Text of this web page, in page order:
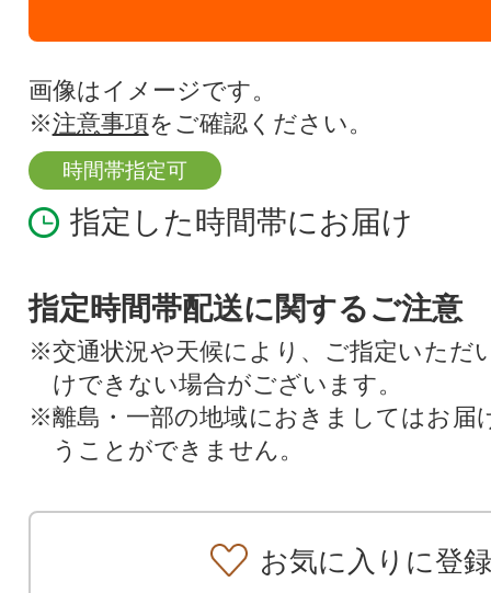
画像はイメージです。
※注意事項をご確認ください。
時間帯指定可
指定した時間帯にお届け
指定時間帯配送に関するご注意
※交通状況や天候により、ご指定いただ
けできない場合がございます。
※離島・一部の地域におきましてはお届
うことができません。
お気に入りに登録